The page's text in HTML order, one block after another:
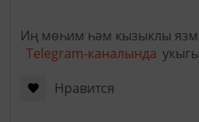
Иң мөһим һәм кызыклы
Telegram-каналында
Нравится